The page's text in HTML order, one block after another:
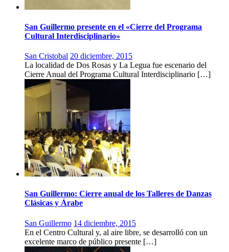
San Guillermo presente en el «Cierre del Programa
Cultural Interdisciplinario»
San Cristobal 20 diciembre, 2015
La localidad de Dos Rosas y La Legua fue escenario del
Cierre Anual del Programa Cultural Interdisciplinario […]
San Guillermo: Cierre anual de los Talleres de Danzas
Clásicas y Árabe
San Guillermo 14 diciembre, 2015
En el Centro Cultural y, al aire libre, se desarrolló con un
excelente marco de público presente […]